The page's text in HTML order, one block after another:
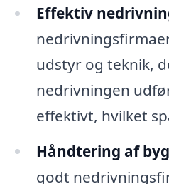
Effektiv
udstyr og teknik,
nedrivningen
effektivt, hvilket
Håndtering af
godt